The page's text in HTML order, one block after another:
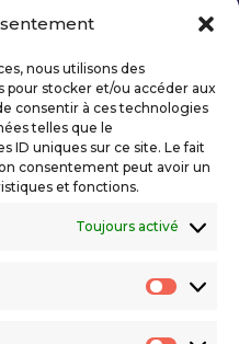
nous utilisons des
pour stocker et/ou accéder aux
consentir à ces technologies
telles que le
ID uniques sur ce site. Le fait
consentement peut avoir un
et fonctions.
Toujours activé
numérique